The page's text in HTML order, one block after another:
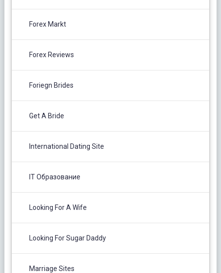
Forex Markt
Forex Reviews
Foriegn Brides
Get A Bride
International Dating Site
IT Образование
Looking For A Wife
Looking For Sugar Daddy
Marriage Sites